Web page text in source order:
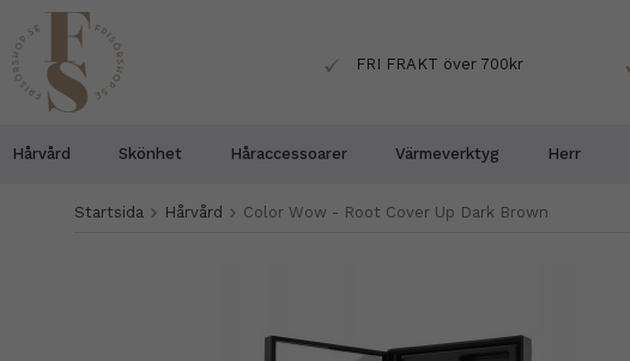
FRI FRAKT över 700kr
Hårvård Skönhet Håraccessoarer Värmeverktyg Herr
Startsida Hårvård Color Wow - Root Cover Up Dark Brown